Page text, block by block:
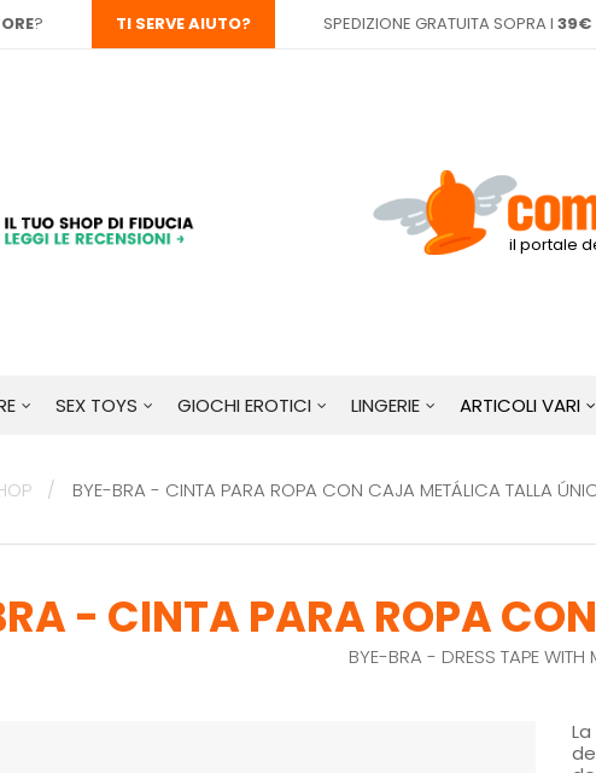
? TI SERVE AIUTO? SPEDIZIONE GRATUITA SOPRA I 39€
il portale
SEX TOYS GIOCHI EROTICI LINGERIE ARTICOLI VARI
BYE-BRA - CINTA PARA ROPA CON CAJA METÁLICA TALLA
- CINTA PARA ROPA
BYE-BRA - DRESS TAPE WITH